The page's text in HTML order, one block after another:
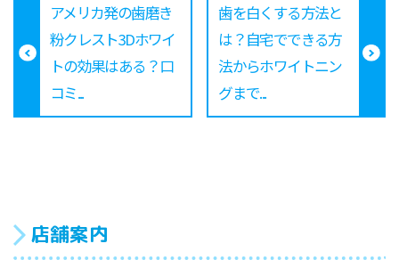
アメリカ発の歯磨き
粉クレスト3Dホワイ
トの効果はある？口
コミ...
歯を白くする方法と
は？自宅でできる方
法からホワイトニン
グまで...
店舗案内